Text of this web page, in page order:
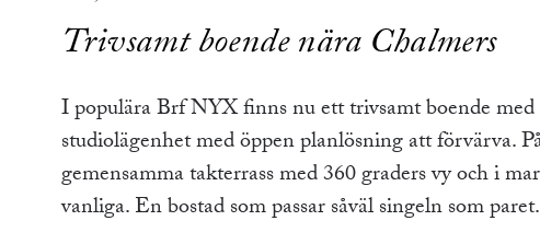
Trivsamt boende nära Chalmers
I populära Brf NYX finns nu ett trivsamt boende
studiolägenhet med öppen planlösning att förvärva.
gemensamma takterrass med 360 graders vy och i
vanliga. En bostad som passar såväl singeln som